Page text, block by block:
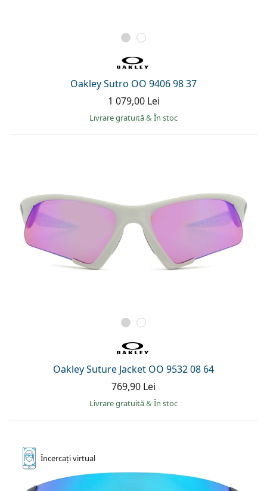
Oakley Sutro OO 9406 98 37
1 079,00 Lei
Livrare gratuită& În stoc
Oakley Suture Jacket OO 9532 08 64
769,90 Lei
Livrare gratuită& În stoc
Încercațivirtual